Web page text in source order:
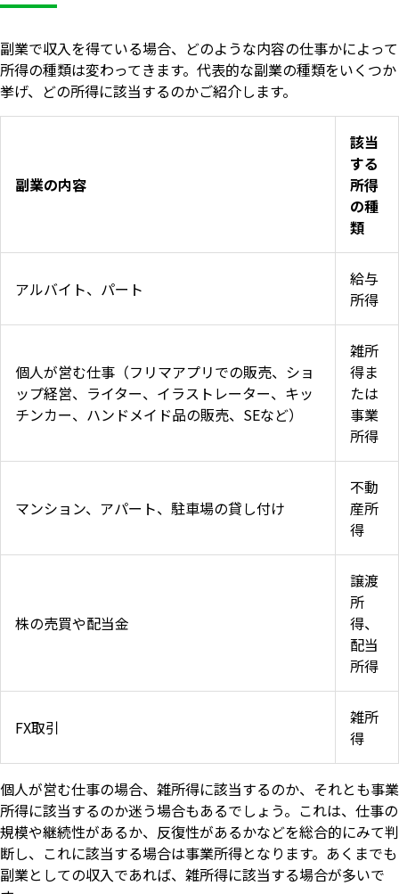
副業で収入を得ている場合、どのような内容の仕事かによって
所得の種類は変わってきます。代表的な副業の種類をいくつか
挙げ、どの所得に該当するのかご紹介します。
副業の内容
該当
する
所得
の種
類
アルバイト、パート
給与
所得
個人が営む仕事（フリマアプリでの販売、ショ
ップ経営、ライター、イラストレーター、キッ
チンカー、ハンドメイド品の販売、SEなど）
雑所
得ま
たは
事業
所得
マンション、アパート、駐車場の貸し付け
不動
産所
得
株の売買や配当金
譲渡
所
得、
配当
所得
FX取引
雑所
得
個人が営む仕事の場合、雑所得に該当するのか、それとも事業
所得に該当するのか迷う場合もあるでしょう。これは、仕事の
規模や継続性があるか、反復性があるかなどを総合的にみて判
断し、これに該当する場合は事業所得となります。あくまでも
副業としての収入であれば、雑所得に該当する場合が多いで